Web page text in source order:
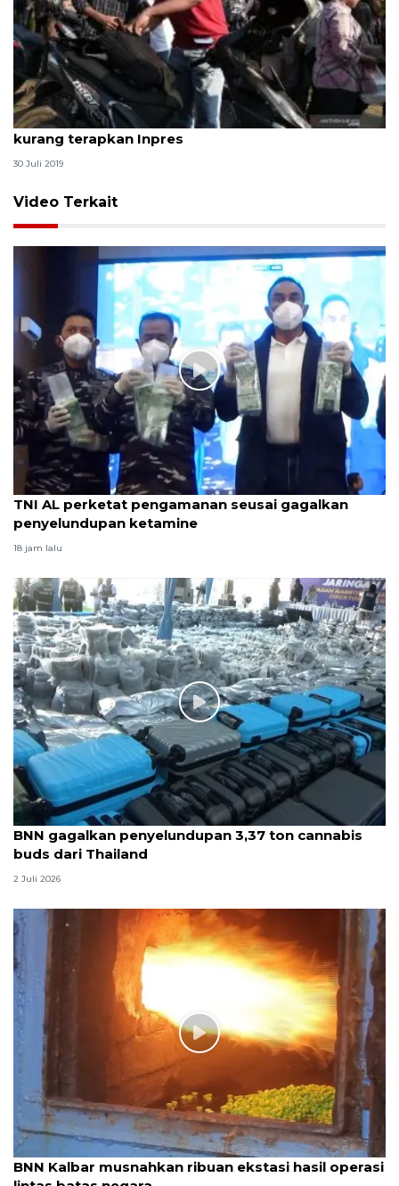
Pencegahan narkotika di lingkungan pendidikan
kurang terapkan Inpres
30 Juli 2019
Video Terkait
TNI AL perketat pengamanan seusai gagalkan
penyelundupan ketamine
18 jam lalu
BNN gagalkan penyelundupan 3,37 ton cannabis
buds dari Thailand
2 Juli 2026
BNN Kalbar musnahkan ribuan ekstasi hasil operasi